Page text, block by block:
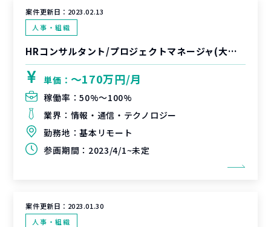
案件更新日： 2023.02.13
人事・組織
HRコンサルタント/プロジェクトマネージャ(大手SIer_PeopleAnalytics推進Pjt)
単価： 〜170万円/月
稼働率：50%〜100%
業界： 情報・通信・テクノロジー
勤務地：基本リモート
参画期間： 2023/4/1~未定
案件更新日： 2023.01.30
人事・組織